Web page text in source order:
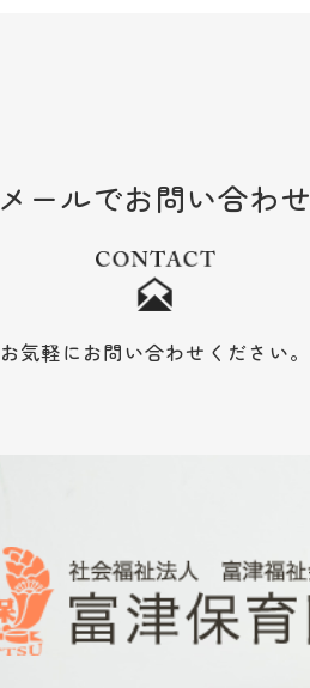
メールでお問い合わせ
お気軽にお問い合わせください。